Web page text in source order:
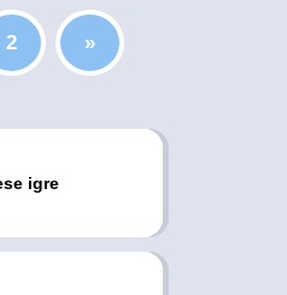
2 »
igre